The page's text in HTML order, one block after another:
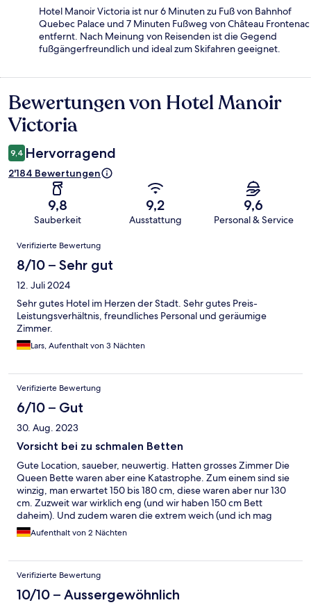
Hotel Manoir Victoria ist nur 6 Minuten zu Fuß von Bahnhof
Quebec Palace und 7 Minuten Fußweg von Château Frontenac
entfernt. Nach Meinung von Reisenden ist die Gegend
fußgängerfreundlich und ideal zum Skifahren geeignet.
Bewertungen
Bewertungen von Hotel Manoir
Victoria
9,4 Hervorragend
2'184 Bewertungen
9,8
Sauberkeit
9,2
Ausstattung
9,6
Personal & Service
Bewertungen
Verifizierte Bewertung
8/10 – Sehr gut
12. Juli 2024
Sehr gutes Hotel im Herzen der Stadt. Sehr gutes Preis-
Leistungsverhältnis, freundliches Personal und geräumige
Zimmer.
Lars, Aufenthalt von 3 Nächten
Verifizierte Bewertung
6/10 – Gut
30. Aug. 2023
Vorsicht bei zu schmalen Betten
Gute Location, saueber, neuwertig. Hatten grosses Zimmer Die
Queen Bette waren aber eine Katastrophe. Zum einem sind sie
winzig, man erwartet 150 bis 180 cm, diese waren aber nur 130
cm. Zuzweit war wirklich eng (und wir haben 150 cm Bett
daheim). Und zudem waren die extrem weich (und ich mag
weich, aber das war ei deutig zuviel), bei jeder Drehung fiel der
andere fast aus dem Bett, einmal tatsächlich sogar pasiert. Man
erreicht ist. Ich stand länger da, die Dame an der Rezeption
konnte mich sehen und hatte mehrfach Augenkontakt mit mir,
kam lange kein Page.. als er dann endlich da war, hatte er
Aufenthalt von 2 Nächten
Verifizierte Bewertung
10/10 – Aussergewöhnlich